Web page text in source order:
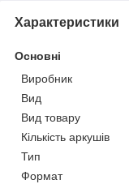
Характеристики
Основні
Виробник
Вид
Вид товару
Кількість аркушів
Тип
Формат